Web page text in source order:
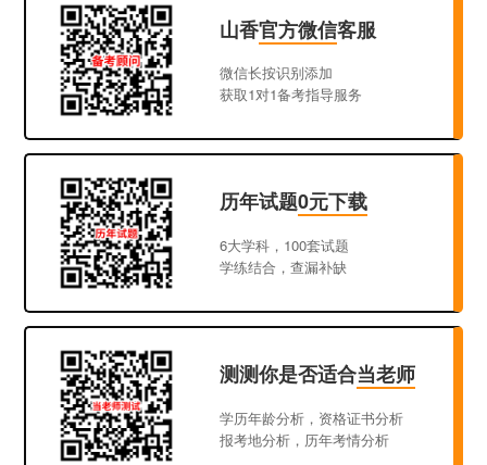
山香官方微信客服
微信长按识别添加
获取1对1备考指导服务
历年试题0元下载
6大学科，100套试题
学练结合，查漏补缺
测测你是否适合当老师
学历年龄分析，资格证书分析
报考地分析，历年考情分析